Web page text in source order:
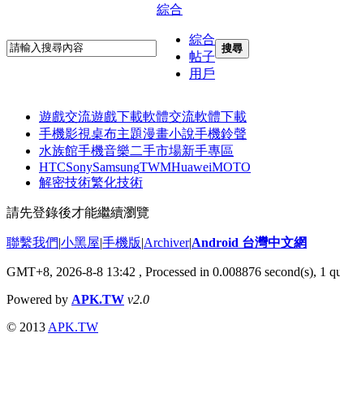
綜合
綜合
帖子
用戶
搜尋
遊戲交流遊戲下載軟體交流軟體下載
手機影視桌布主題漫畫小說手機鈴聲
水族館手機音樂二手市場新手專區
HTCSonySamsungTWMHuaweiMOTO
解密技術繁化技術
請先登錄後才能繼續瀏覽
聯繫我們|小黑屋|手機版|Archiver|Android 台灣中文網
GMT+8, 2026-8-8 13:42 , Processed in 0.008876 second(s), 1
Powered by APK.TW v2.0
© 2013 APK.TW